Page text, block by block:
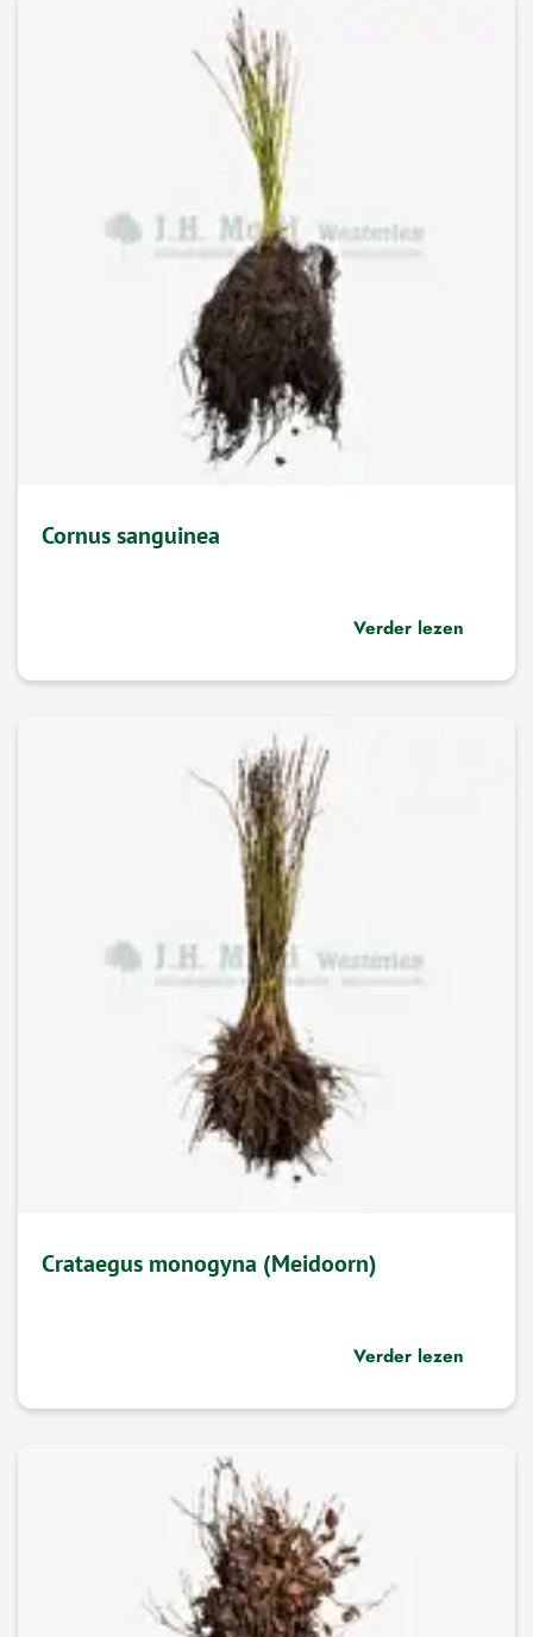
Cornus sanguinea
Verder lezen
Crataegus monogyna (Meidoorn)
Verder lezen